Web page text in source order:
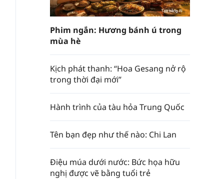
Phim ngắn: Hương bánh ú trong
mùa hè
Kịch phát thanh: “Hoa Gesang nở rộ
trong thời đại mới”
Hành trình của tàu hỏa Trung Quốc
Tên bạn đẹp như thế nào: Chi Lan
Điệu múa dưới nước: Bức họa hữu
nghị được vẽ bằng tuổi trẻ